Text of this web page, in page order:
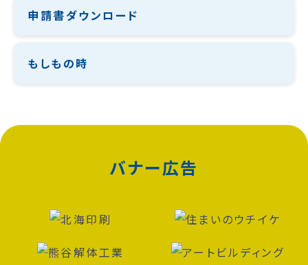
申請書ダウンロード
もしもの時
バナー広告